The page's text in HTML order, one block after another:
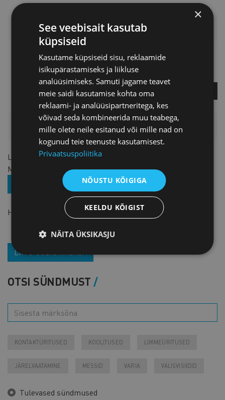
LISAINFO
Kati Krass
Projektijuht
KÜSI LISA
HINNAKIRI
Liikmetele75 € + KM
Mitteliikmetele
150 € + KM
ASTU LIIKMEKS
Hinnas sisalduvad teabematerjalid ja kohvipaus.
LIITU UUDISKIRJAGA
OTSI SÜNDMUST
KONTAKTÜRITUSED KOOLITUSED LIIKMEÜRITUSED
JÄRELVAATAMINE MESSID VARIA VÄLISVISIIDID
Tulevased sündmused
×
See veebisait kasutab
küpsiseid
Kasutame küpsiseid sisu, reklaamide
isikupärastamiseks ja liikluse
analüüsimiseks. Samuti jagame teavet
meie saidi kasutamise kohta oma
reklaami- ja analüüsipartneritega, kes
võivad seda kombineerida muu teabega,
mille olete neile esitanud või mille nad on
kogunud teie teenuste kasutamisest.
Privaatsuspoliitika
NÕUSTU KÕIGIGA
KEELDU KÕIGIST
NÄITA ÜKSIKASJU